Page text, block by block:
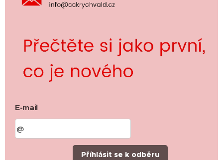
E-mail
Příhlásit se k odběru